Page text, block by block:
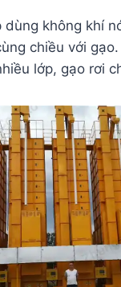
dùng không khí
chiều với
lớp, gạo rơi